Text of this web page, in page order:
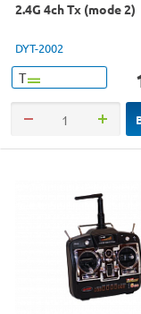
2.4G 4ch Tx (mode 2)
DYT-2002
Т